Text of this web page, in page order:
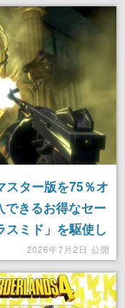
スター版を75％オ
きるお得なセー
スミド」を駆使し
ンク調のFPS作
お得に
2026年7月2日 公開